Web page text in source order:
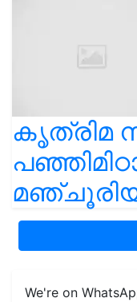
കൃത്രിമ
We're on